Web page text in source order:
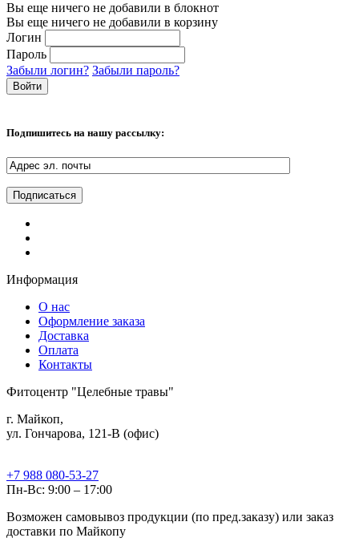
Вы еще ничего не добавили в блокнот
Вы еще ничего не добавили в корзину
Логин
Пароль
Забыли логин? Забыли пароль?
Подпишитесь на нашу рассылку:
Информация
О нас
Оформление заказа
Доставка
Оплата
Контакты
Фитоцентр "Целебные травы"
г. Майкоп,
ул. Гончарова, 121-В (офис)
+7 988 080-53-27
Пн-Вс: 9:00 – 17:00
Возможен самовывоз продукции (по пред.заказу) или заказ
доставки по Майкопу